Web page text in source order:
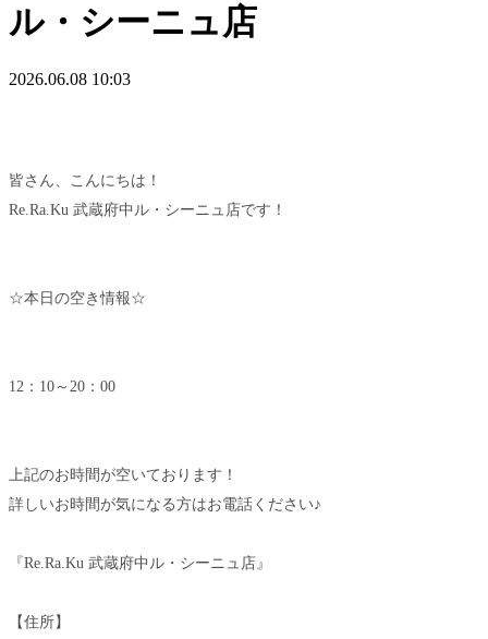
ル・シーニュ店
2026.06.08 10:03
皆さん、こんにちは！
Re.Ra.Ku 武蔵府中ル・シーニュ店です！
☆本日の空き情報☆
12：10～20：00
上記のお時間が空いております！
詳しいお時間が気になる方はお電話ください♪
『Re.Ra.Ku 武蔵府中ル・シーニュ店』
【住所】